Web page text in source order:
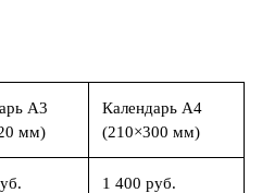
А3
мм)
Календарь А4
(210×300 мм)
1 400 руб.